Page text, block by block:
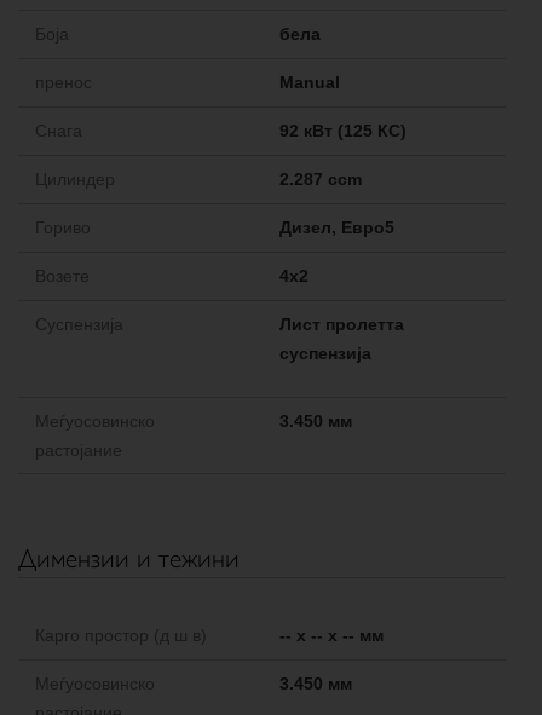
Боја бела
пренос Manual
Снага 92 кВт (125 КС)
Цилиндер 2.287 ccm
Гориво Дизел, Евро5
Возете 4x2
Cуспензија
Лист пролетта
суспензија
Меѓуосовинско
растојание
3.450 мм
Димензии и тежини
Карго простор (д ш в) -- x -- x -- мм
Меѓуосовинско
3.450 мм